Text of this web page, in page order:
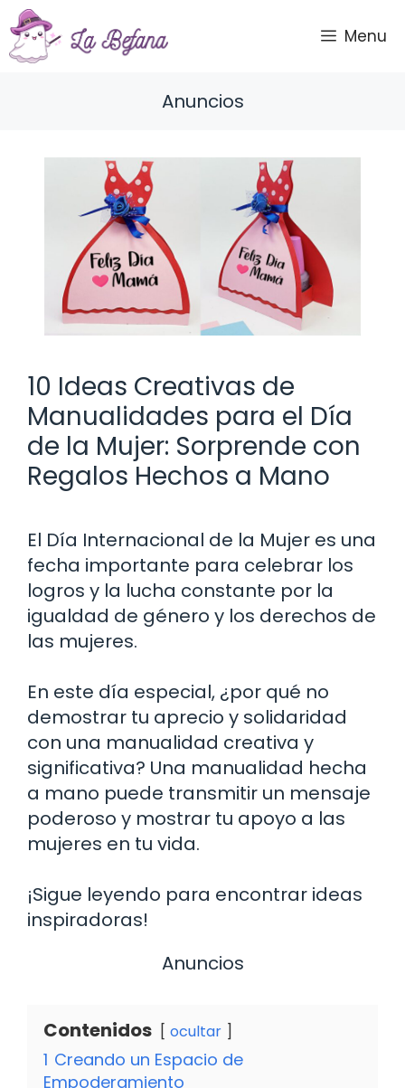
Saltar
al
contenido
Menu
Anuncios
10 Ideas Creativas de
Manualidades para el Día
de la Mujer: Sorprende con
Regalos Hechos a Mano
El Día Internacional de la Mujer es una
fecha importante para celebrar los
logros y la lucha constante por la
igualdad de género y los derechos de
las mujeres.
En este día especial, ¿por qué no
demostrar tu aprecio y solidaridad
con una manualidad creativa y
significativa? Una manualidad hecha
a mano puede transmitir un mensaje
poderoso y mostrar tu apoyo a las
mujeres en tu vida.
¡Sigue leyendo para encontrar ideas
inspiradoras!
Anuncios
Contenidos ocultar
1 Creando un Espacio de
Empoderamiento